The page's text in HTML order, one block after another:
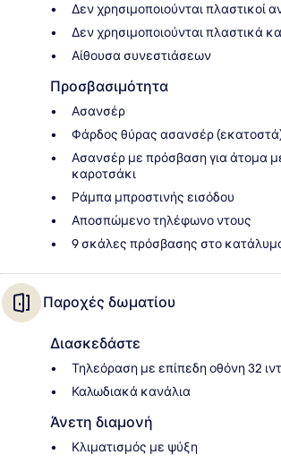
Δεν χρησιμοποιούνται πλαστικοί
Δεν χρησιμοποιούνται πλαστικά
Αίθουσα συνεστιάσεων
Προσβασιμότητα
Ασανσέρ
Φάρδος θύρας ασανσέρ
Ασανσέρ με πρόσβαση για άτομα
καροτσάκι
Ράμπα μπροστινής εισόδου
Αποσπώμενο τηλέφωνο ντους
9 σκάλες πρόσβασης στο
Παροχές δωματίου
Διασκεδάστε
Τηλεόραση με επίπεδη οθόνη 32
Καλωδιακά κανάλια
Άνετη διαμονή
Κλιματισμός με ψύξη